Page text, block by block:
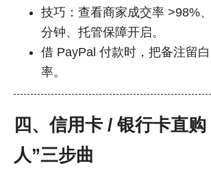
技巧：查看商家成交率 >98%
分钟、托管保障开启。
借 PayPal 付款时，把备注留
率。
四、信用卡 / 银行卡直
人”三步曲